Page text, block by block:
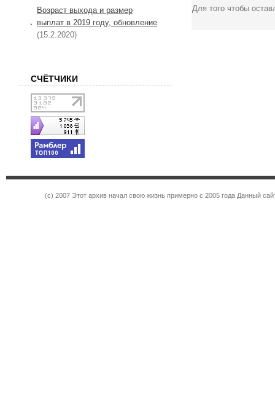
Для того чтобы
Возраст выхода и размер
выплат в 2019 году, обновление
(15.2.2020)
СЧЁТЧИКИ
(c) 2007 Этот архив начал свою жизнь примерно с 2005 года Данный